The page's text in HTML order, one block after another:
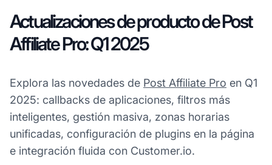
Actualizaciones de producto de Post
Affiliate Pro: Q1 2025
Explora las novedades de Post Affiliate Pro en Q1
2025: callbacks de aplicaciones, filtros más
inteligentes, gestión masiva, zonas horarias
unificadas, configuración de plugins en la página
e integración fluida con Customer.io.